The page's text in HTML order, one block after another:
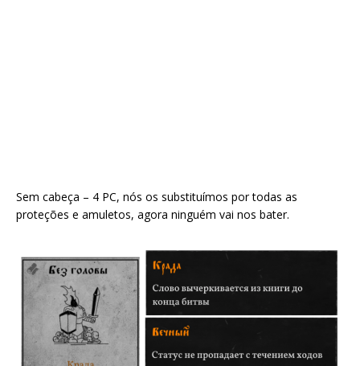
Sem cabeça – 4 PC, nós os substituímos por todas as
proteções e amuletos, agora ninguém vai nos bater.